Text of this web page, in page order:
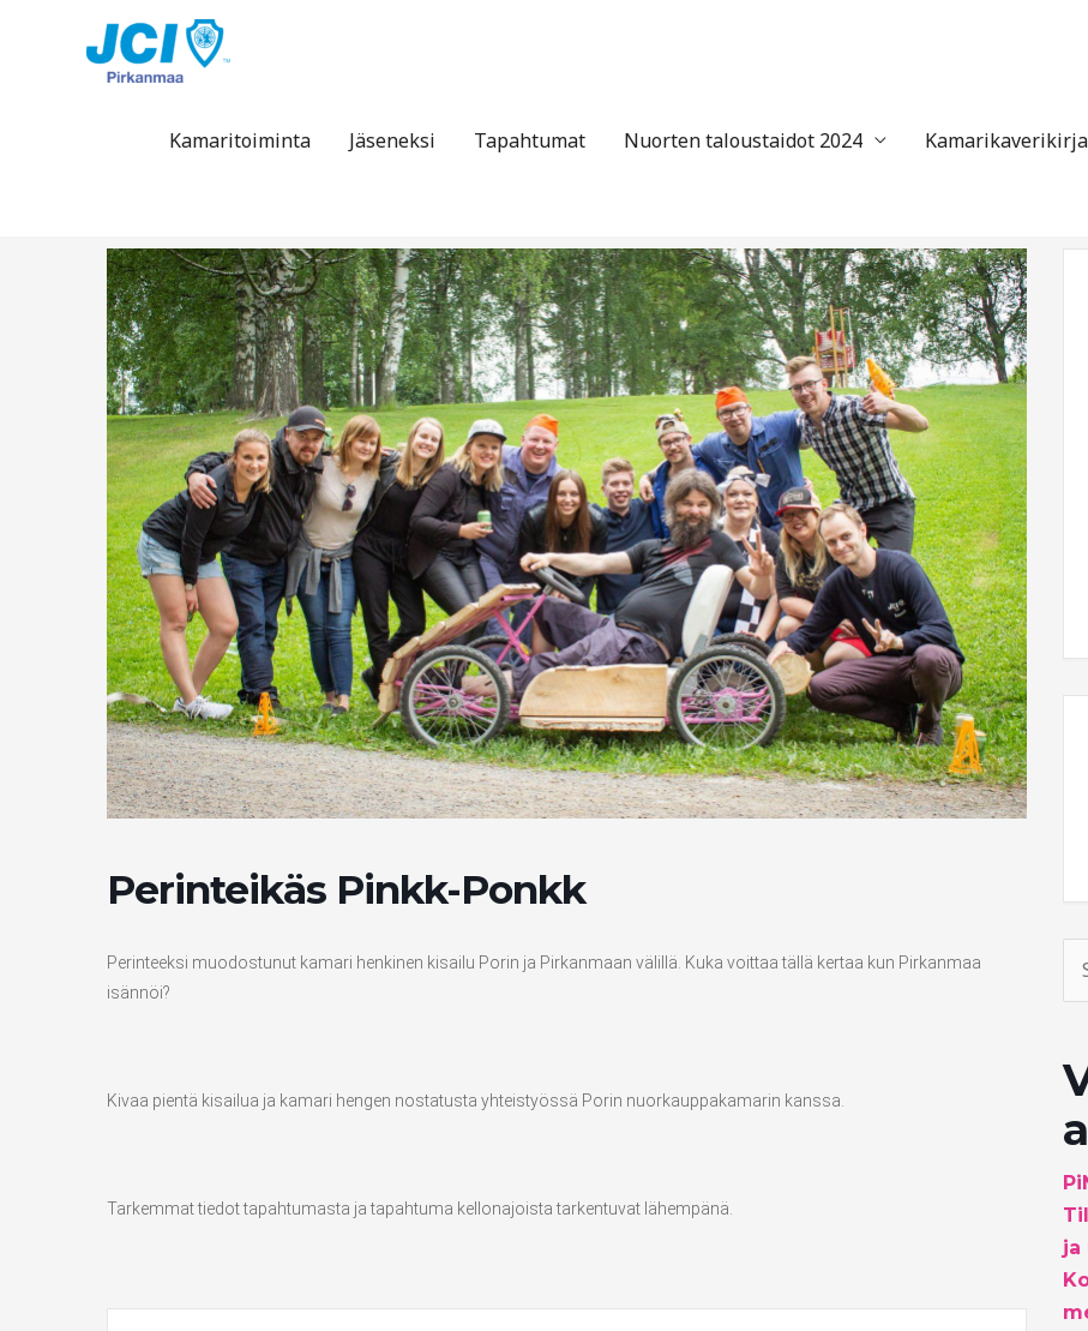
Kamaritoiminta Jäseneksi Tapahtumat Nuorten taloustaidot 2024 Kamarikaverikirja
Perinteikäs Pinkk-Ponkk
Perinteeksi muodostunut kamari henkinen kisailu Porin ja Pirkanmaan välillä. Kuka voittaa tällä kertaa kun Pirkanmaa
isännöi?
Kivaa pientä kisailua ja kamari hengen nostatusta yhteistyössä Porin nuorkauppakamarin kanssa.
Tarkemmat tiedot tapahtumasta ja tapahtuma kellonajoista tarkentuvat lähempänä.
ja